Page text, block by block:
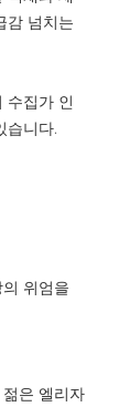
감 넘치는
수집가 인
습니다.
위엄을
은 엘리자